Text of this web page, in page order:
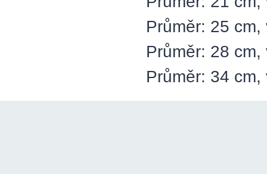
Průměr: 25
Průměr: 28
Průměr: 34